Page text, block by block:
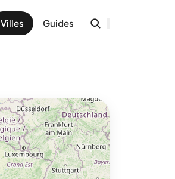
Villes Guides